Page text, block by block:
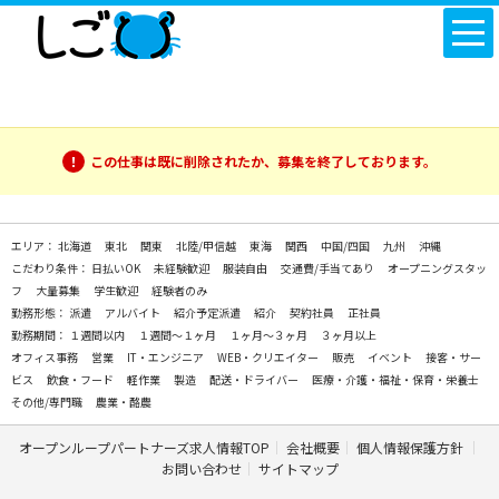
この仕事は既に削除されたか、募集を終了しております。
エリア： 北海道 東北 関東 北陸/甲信越 東海 関西 中国/四国 九州
沖縄
こだわり条件： 日払いOK 未経験歓迎 服装自由 交通費/手当てあり
オープニングスタッ
フ
大量募集 学生歓迎
経験者のみ
勤務形態： 派遣 アルバイト 紹介予定派遣 紹介 契約社員
正社員
勤務期間： １週間以内 １週間～１ヶ月 １ヶ月～３ヶ月
３ヶ月以上
オフィス事務
営業 IT・エンジニア WEB・クリエイター 販売 イベント
接客・サー
ビス
飲食・フード 軽作業 製造 配送・ドライバー
医療・介護・福祉・保育・栄養士
その他/専門職
農業・酪農
オープンループパートナーズ求人情報TOP 会社概要
個人情報保護方針
お問い合わせ
サイトマップ